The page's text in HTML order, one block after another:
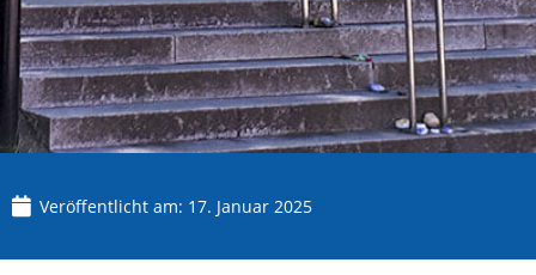
Veröffentlicht am: 17. Januar 2025